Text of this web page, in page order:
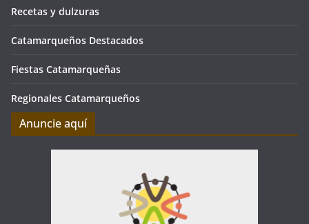
Recetas y dulzuras
Catamarqueños Destacados
Fiestas Catamarqueñas
Regionales Catamarqueños
Anuncie aquí